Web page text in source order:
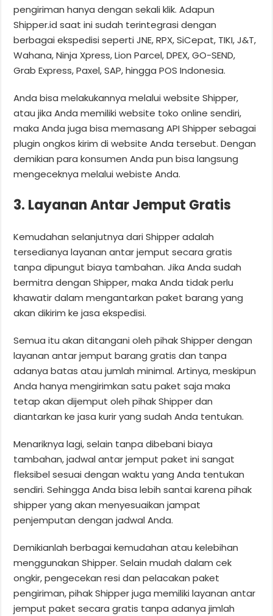
pengiriman hanya dengan sekali klik. Adapun
Shipper.id saat ini sudah terintegrasi dengan
berbagai ekspedisi seperti JNE, RPX, SiCepat, TIKI, J&T,
Wahana, Ninja Xpress, Lion Parcel, DPEX, GO-SEND,
Grab Express, Paxel, SAP, hingga POS Indonesia.
Anda bisa melakukannya melalui website Shipper,
atau jika Anda memiliki website toko online sendiri,
maka Anda juga bisa memasang API Shipper sebagai
plugin ongkos kirim di website Anda tersebut. Dengan
demikian para konsumen Anda pun bisa langsung
mengeceknya melalui webiste Anda.
3. Layanan Antar Jemput Gratis
Kemudahan selanjutnya dari Shipper adalah
tersedianya layanan antar jemput secara gratis
tanpa dipungut biaya tambahan. Jika Anda sudah
bermitra dengan Shipper, maka Anda tidak perlu
khawatir dalam mengantarkan paket barang yang
akan dikirim ke jasa ekspedisi.
Semua itu akan ditangani oleh pihak Shipper dengan
layanan antar jemput barang gratis dan tanpa
adanya batas atau jumlah minimal. Artinya, meskipun
Anda hanya mengirimkan satu paket saja maka
tetap akan dijemput oleh pihak Shipper dan
diantarkan ke jasa kurir yang sudah Anda tentukan.
Menariknya lagi, selain tanpa dibebani biaya
tambahan, jadwal antar jemput paket ini sangat
fleksibel sesuai dengan waktu yang Anda tentukan
sendiri. Sehingga Anda bisa lebih santai karena pihak
shipper yang akan menyesuaikan jampat
penjemputan dengan jadwal Anda.
Demikianlah berbagai kemudahan atau kelebihan
menggunakan Shipper. Selain mudah dalam cek
ongkir, pengecekan resi dan pelacakan paket
pengiriman, pihak Shipper juga memiliki layanan antar
jemput paket secara gratis tanpa adanya jimlah